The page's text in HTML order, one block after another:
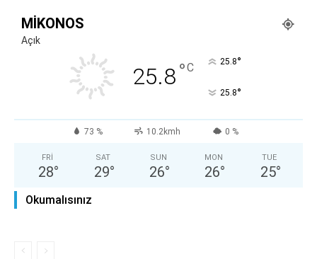
MIKONOS
Açık
25.8°C 25.8°
25.8°
73 % 10.2kmh 0 %
FRI
28°
SAT
29°
SUN
26°
MON
26°
TUE
25°
Okumalısınız